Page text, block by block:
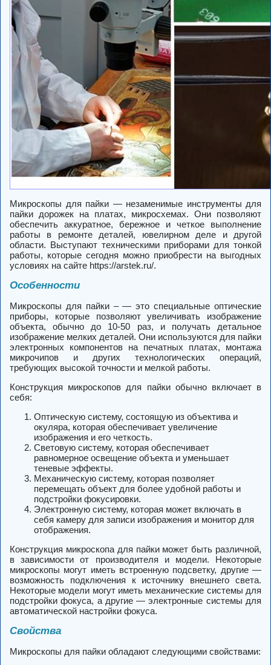
Микроскопы для пайки — незаменимые инструменты для
пайки дорожек на платах, микросхемах. Они позволяют
обеспечить аккуратное, бережное и четкое выполнение
работы в ремонте деталей, ювелирном деле и другой
области. Выступают техническими приборами для тонкой
работы, которые сегодня можно приобрести на выгодных
условиях на сайте https://arstek.ru/.
Особенности
Микроскопы для пайки – — это специальные оптические
приборы, которые позволяют увеличивать изображение
объекта, обычно до 10-50 раз, и получать детальное
изображение мелких деталей. Они используются для пайки
электронных компонентов на печатных платах, монтажа
микрочипов и других технологических операций,
требующих высокой точности и мелкой работы.
Конструкция микроскопов для пайки обычно включает в
себя:
Оптическую систему, состоящую из объектива и
окуляра, которая обеспечивает увеличение
изображения и его четкость.
Световую систему, которая обеспечивает
равномерное освещение объекта и уменьшает
теневые эффекты.
Механическую систему, которая позволяет
перемещать объект для более удобной работы и
подстройки фокусировки.
Электронную систему, которая может включать в
себя камеру для записи изображения и монитор для
отображения.
Конструкция микроскопа для пайки может быть различной,
в зависимости от производителя и модели. Некоторые
микроскопы могут иметь встроенную подсветку, другие —
возможность подключения к источнику внешнего света.
Некоторые модели могут иметь механические системы для
подстройки фокуса, а другие — электронные системы для
автоматической настройки фокуса.
Свойства
Микроскопы для пайки обладают следующими свойствами: